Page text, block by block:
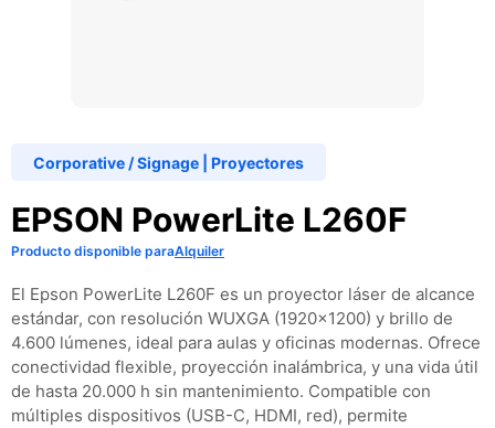
Corporative / Signage Proyectores
EPSON PowerLite L260F
Producto disponible paraAlquiler
El Epson PowerLite L260F es un proyector láser de alcance
estándar, con resolución WUXGA (1920×1200) y brillo de
4.600 lúmenes, ideal para aulas y oficinas modernas. Ofrece
conectividad flexible, proyección inalámbrica, y una vida útil
de hasta 20.000 h sin mantenimiento. Compatible con
múltiples dispositivos (USB-C, HDMI, red), permite